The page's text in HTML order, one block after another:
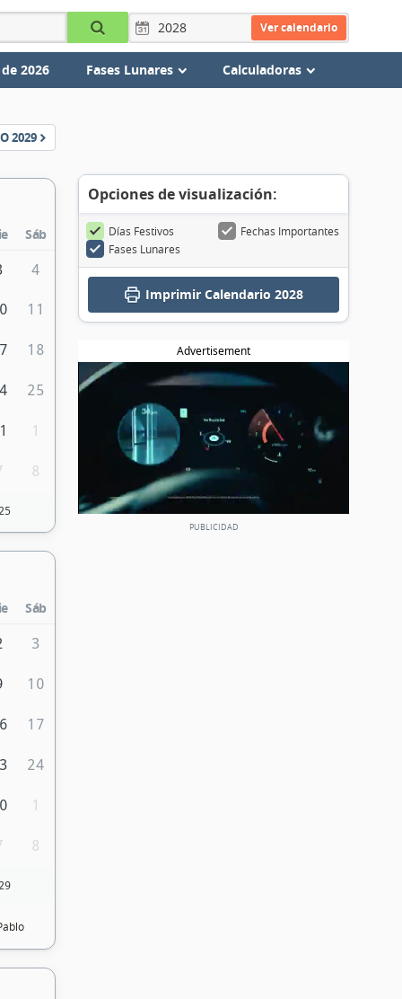
Ver calendario
2026 Fases Lunares Calculadoras
2029
Sáb
4
11
18
25
1
8
Sáb
3
10
17
24
1
8
Opciones de visualización:
Días Festivos
Fechas Importantes
Fases Lunares
ImprimirCalendario 2028
Advertisement